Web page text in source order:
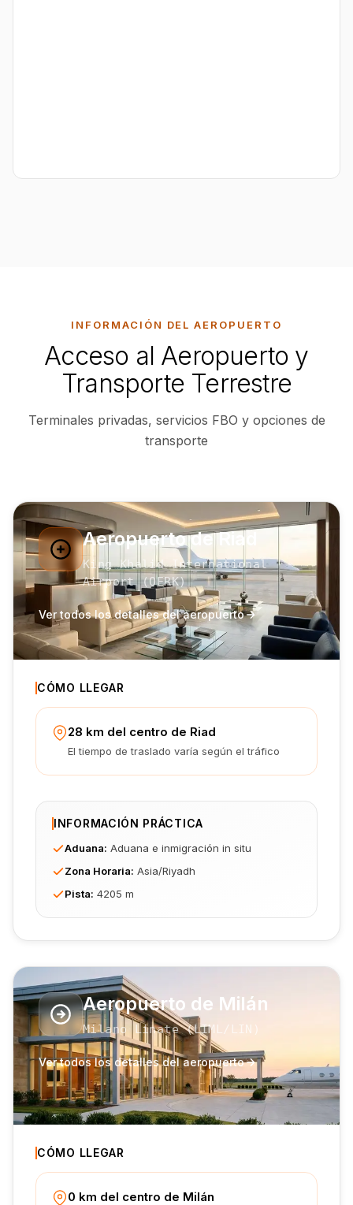
INFORMACIÓN DEL AEROPUERTO
Acceso al Aeropuerto y
Transporte Terrestre
Terminales privadas, servicios FBO y opciones de
transporte
Aeropuerto de Riad
King Khalid International
Airport(OERK)
Ver todos los detalles del aeropuerto
CÓMO LLEGAR
28 km del centro de Riad
El tiempo de traslado varía según el tráfico
INFORMACIÓN PRÁCTICA
Aduana: Aduana e inmigración in situ
Zona Horaria: Asia/Riyadh
Pista: 4205 m
Aeropuerto de Milán
Milano Linate(LIML/LIN )
Ver todos los detalles del aeropuerto
CÓMO LLEGAR
0 km del centro de Milán